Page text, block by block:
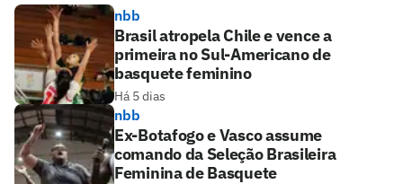
nbb
Brasil atropela Chile e vence a
primeira no Sul-Americano de
basquete feminino
Há 5 dias
nbb
Ex-Botafogo e Vasco assume
comando da Seleção Brasileira
Feminina de Basquete